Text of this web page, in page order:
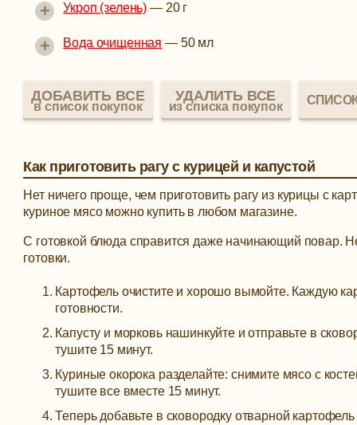
Укроп (зелень) — 20 г
+
Вода очищенная — 50 мл
+
ДОБАВИТЬ ВСЕ
в список покупок
УДАЛИТЬ ВСЕ
из списка покупок
Как приготовить рагу с курицей и капустой
Нет ничего проще, чем приготовить рагу из курицы с
куриное мясо можно купить в любом магазине.
С готовкой блюда справится даже начинающий повар.
готовки.
Картофель очистите и хорошо вымойте. Каждую
готовности.
Капусту и морковь нашинкуйте и отправьте в
тушите 15 минут.
Куриные окорока разделайте: снимите мясо с
тушите все вместе 15 минут.
Теперь добавьте в сковородку отварной